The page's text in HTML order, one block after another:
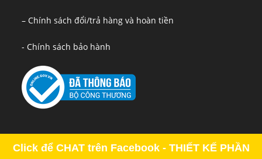
– Chính sách đổi/trả hàng và hoàn tiền
- Chính sách bảo hành
Click để CHAT trên Facebook - THIẾT KẾ PHẦN